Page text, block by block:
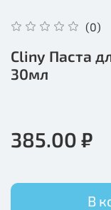
(0)
Cliny Паста
30мл
385.00 ₽
В